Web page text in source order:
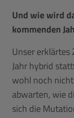
Und wie wird
kommenden
Unser erklärtes
Jahr hybrid
wohl noch
abwarten, wie
sich die